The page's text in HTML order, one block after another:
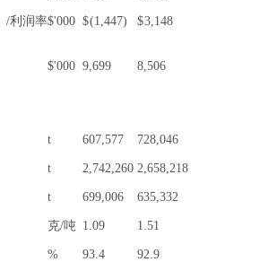
/利润率$'000 $(1,447) $3,148
$'000 9,699 8,506
t 607,577 728,046
t 2,742,260 2,658,218
t 699,006 635,332
克/吨 1.09 1.51
% 93.4 92.9